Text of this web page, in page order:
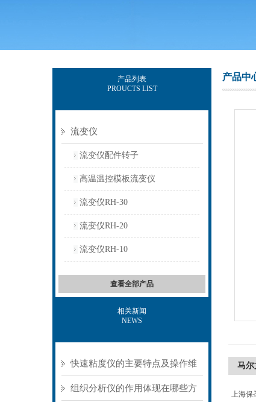
产品列表
PROUCTS LIST
流变仪
流变仪配件转子
高温温控模板流变仪
流变仪RH-30
流变仪RH-20
流变仪RH-10
查看全部产品
相关新闻
NEWS
快速粘度仪的主要特点及操作维
护方式
组织分析仪的作用体现在哪些方
产品中
马尔
上海保